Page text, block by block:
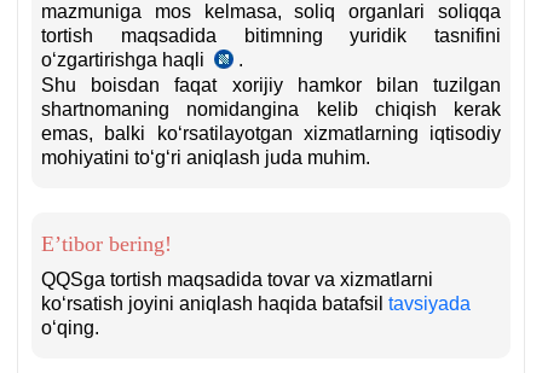
mazmuniga mos kelmasa, soliq organlari soliqqa
tortish maqsadida bitimning yuridik tasnifini
oʻzgartirishga haqli
SK
14-
m
.
Shu boisdan faqat хorijiy hamkor bilan tuzilgan
shartnomaning nomidangina kelib chiqish kerak
emas, balki koʻrsatilayotgan хizmatlarning iqtisodiy
mohiyatini toʻgʻri aniqlash juda muhim.
E’tibor bering!
QQSga tortish maqsadida tovar va хizmatlarni
koʻrsatish joyini aniqlash haqida batafsil tavsiyada
oʻqing.